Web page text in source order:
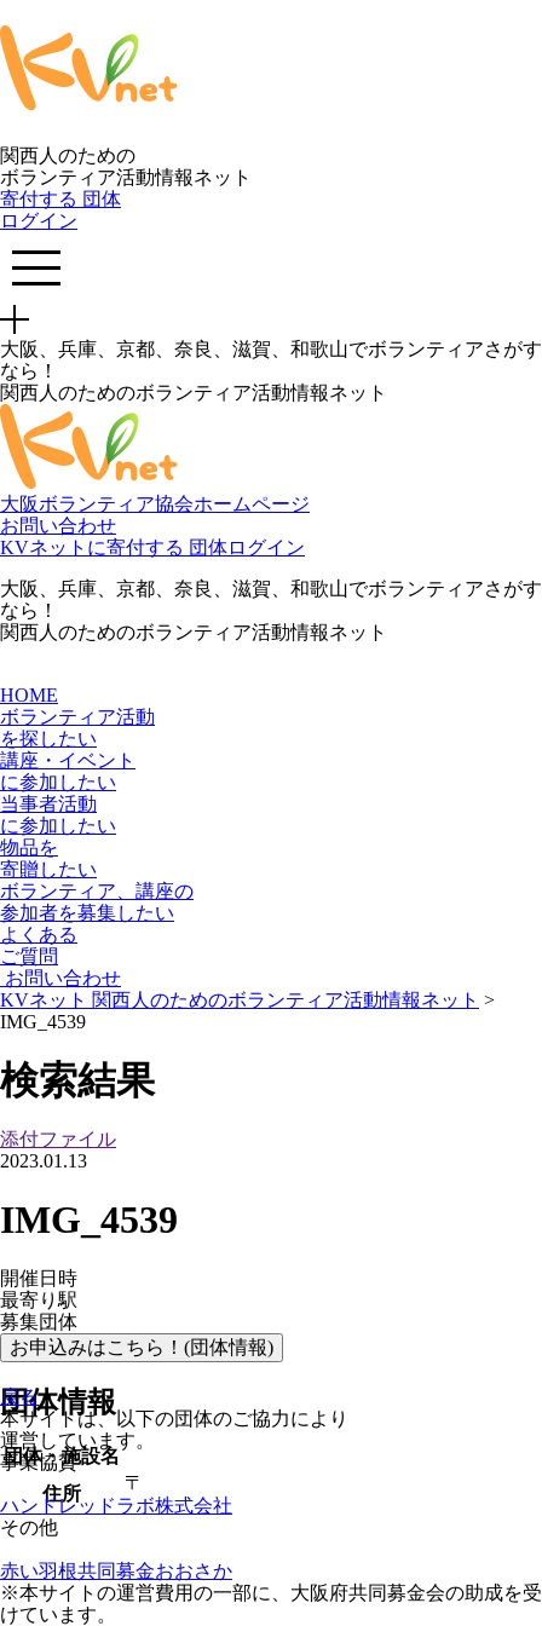
関西人のための
ボランティア活動情報ネット
寄付する 団体
ログイン
大阪、兵庫、京都、奈良、滋賀、和歌山でボランティアさがす
なら！
関西人のためのボランティア活動情報ネット
大阪ボランティア協会ホームページ
お問い合わせ
KVネットに寄付する 団体ログイン
大阪、兵庫、京都、奈良、滋賀、和歌山でボランティアさがす
なら！
関西人のためのボランティア活動情報ネット
HOME
ボランティア活動
を探したい
講座・イベント
に参加したい
当事者活動
に参加したい
物品を
寄贈したい
ボランティア、講座の
参加者を募集したい
よくある
ご質問
お問い合わせ
KVネット 関西人のためのボランティア活動情報ネット >
IMG_4539
検索結果
添付ファイル
2023.01.13
IMG_4539
開催日時
最寄り駅
募集団体
お申込みはこちら！(団体情報)
団体情報
団体・施設名
住所
〒
戻る
本サイトは、以下の団体のご協力により
運営しています。
事業協賛
ハンドレッドラボ株式会社
その他
赤い羽根共同募金おおさか
※本サイトの運営費用の一部に、大阪府共同募金会の助成を受
けています。